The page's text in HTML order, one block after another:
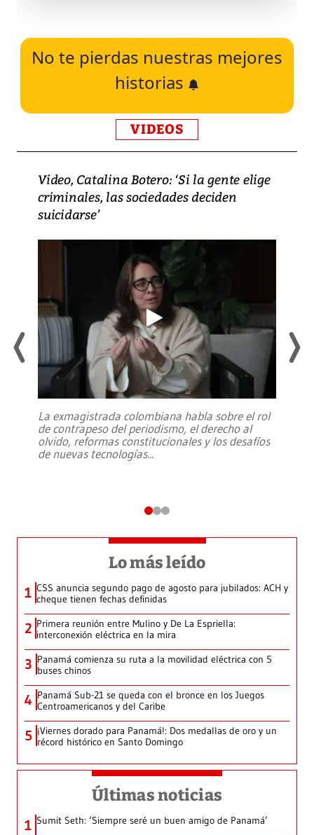
No te pierdas nuestras mejores
historias
VIDEOS
Video, Catalina Botero: ‘Si la gente elige
criminales, las sociedades deciden
suicidarse’
La exmagistrada colombiana habla sobre el rol
de contrapeso del periodismo, el derecho al
olvido, reformas constitucionales y los desafíos
de nuevas tecnologías...
Lo más leído
1 CSS anuncia segundo pago de agosto para jubilados: ACH y
cheque tienen fechas definidas
2 Primera reunión entre Mulino y De La Espriella:
interconexión eléctrica en la mira
3 Panamá comienza su ruta a la movilidad eléctrica con 5
buses chinos
4 Panamá Sub-21 se queda con el bronce en los Juegos
Centroamericanos y del Caribe
5 ¡Viernes dorado para Panamá!: Dos medallas de oro y un
récord histórico en Santo Domingo
Últimas noticias
1 Sumit Seth: ‘Siempre seré un buen amigo de Panamá’